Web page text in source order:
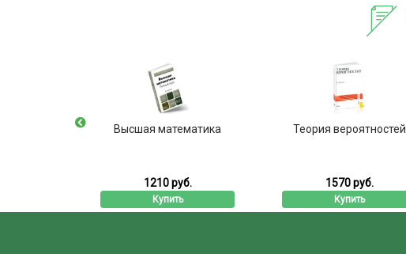
Высшая математика
1210 руб.
Купить
Теория вероятностей
1570 руб.
Купить